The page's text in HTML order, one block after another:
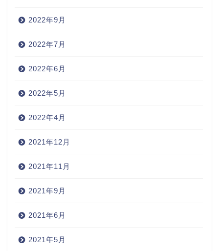
2022年9月
2022年7月
2022年6月
2022年5月
2022年4月
2021年12月
2021年11月
2021年9月
2021年6月
2021年5月